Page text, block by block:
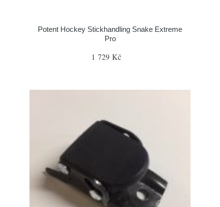
Potent Hockey Stickhandling Snake Extreme
Pro
1 729 Kč